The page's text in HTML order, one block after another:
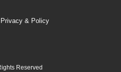
Privacy & Policy
Reserved